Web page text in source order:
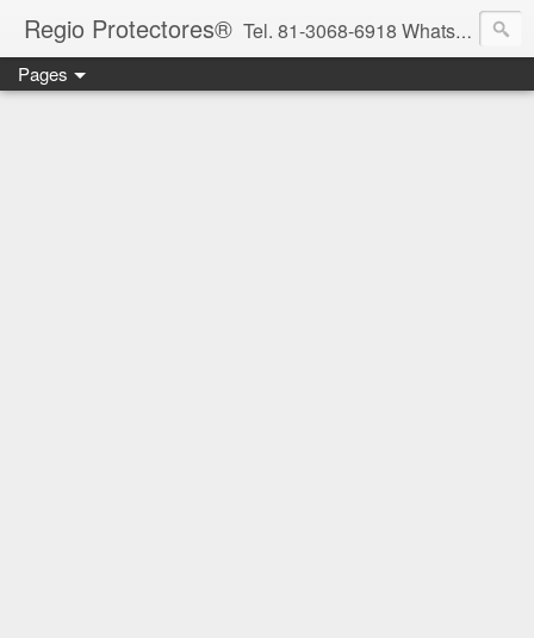
Regio Protectores® Tel. 81-3068-6918 WhatsApp 81-2636-2823 / 33-1145-3780 cotizacionregioprotectores@gmail.com / regioprotectores@gmail.com https://www.facebook.com/RegioProtectores/
Pages